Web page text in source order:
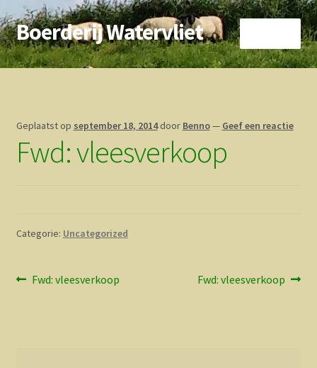
Ga
door
naar
Ga
direct
naar
Boerderij Watervliet
Home
Biokoe
Geplaatst op september 18, 2014 door Benno— Geef een reactie
Fwd: vleesverkoop
Categorie: Uncategorized
Bericht
Vorig
Fwd: vleesverkoop
Volgend
Fwd: vleesverkoop